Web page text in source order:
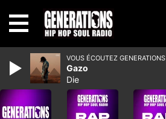
VOUS ÉCOUTEZ GENERATIONS
Gazo
Die